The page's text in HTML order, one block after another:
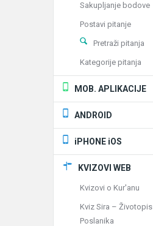
Sakupljanje bodove
Postavi pitanje
Pretraži pitanja
Kategorije pitanja
MOB. APLIKACIJE
ANDROID
iPHONE iOS
KVIZOVI WEB
Kvizovi o Kur'anu
Kviz Sira – Životopis
Poslanika